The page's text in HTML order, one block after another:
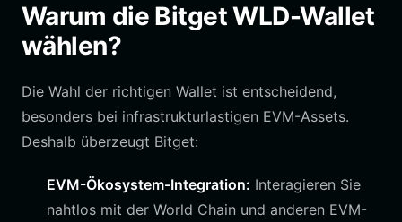
Warum die Bitget WLD-Wallet
wählen?
Die Wahl der richtigen Wallet ist entscheidend,
besonders bei infrastrukturlastigen EVM-Assets.
Deshalb überzeugt Bitget:
EVM-Ökosystem-Integration: Interagieren Sie
nahtlos mit der World Chain und anderen EVM-